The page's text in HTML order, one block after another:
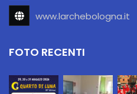
www.larchebologna.it
FOTO RECENTI